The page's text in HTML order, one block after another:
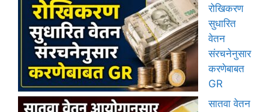
रोखिकरण
सुधारित
वेतन
संरचनेनुसार
करणेबाबत
GR
सातवा वेतन